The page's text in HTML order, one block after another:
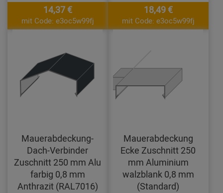
14,37 €
mit Code: e3oc5w99fj
18,49 €
mit Code: e3oc5w99fj
Mauerabdeckung-
Dach-Verbinder
Zuschnitt 250 mm Alu
farbig 0,8 mm
Anthrazit (RAL7016)
Mauerabdeckung
Ecke Zuschnitt 250
mm Aluminium
walzblank 0,8 mm
(Standard)